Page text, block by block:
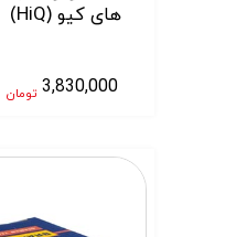
های کیو (HiQ)
3,830,000 تومان